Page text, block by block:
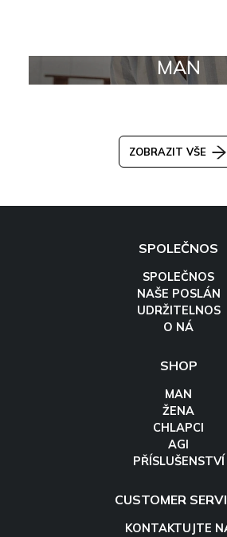
MAN
ZOBRAZIT VŠE
SPOLEČNOS
SPOLEČNOS
NAŠE POSLÁN
UDRŽITELNOS
O NÁ
SHOP
MAN
ŽENA
CHLAPCI
AGI
PŘÍSLUŠENSTVÍ
CUSTOMER
KONTAKTUJTE